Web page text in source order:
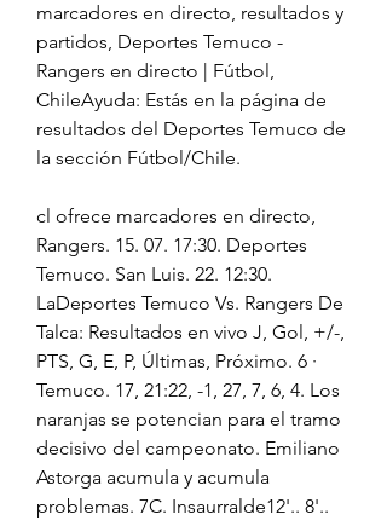
marcadores en directo, resultados y
partidos, Deportes Temuco -
Rangers en directo | Fútbol,
ChileAyuda: Estás en la página de
resultados del Deportes Temuco de
la sección Fútbol/Chile.
cl ofrece marcadores en directo,
Rangers. 15. 07. 17:30. Deportes
Temuco. San Luis. 22. 12:30.
LaDeportes Temuco Vs. Rangers De
Talca: Resultados en vivo J, Gol, +/-,
PTS, G, E, P, Últimas, Próximo. 6 ·
Temuco. 17, 21:22, -1, 27, 7, 6, 4. Los
naranjas se potencian para el tramo
decisivo del campeonato. Emiliano
Astorga acumula y acumula
problemas. 7C. Insaurralde12'.. 8'..